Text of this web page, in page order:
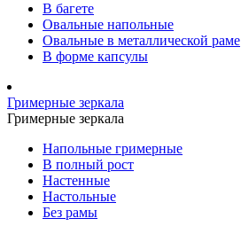
В багете
Овальные напольные
Овальные в металлической раме
В форме капсулы
Гримерные зеркала
Гримерные зеркала
Напольные гримерные
В полный рост
Настенные
Настольные
Без рамы